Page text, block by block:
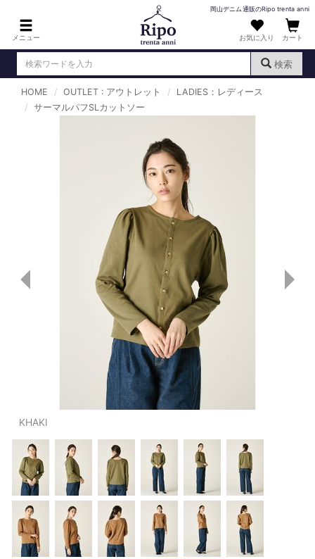
メニュー
岡山デニム通販のRipo trenta anni
お気に入り カート
検索
ログイン （新規会員登録）
TOPS : トップス
T-SHIRT : Tシャツ
KNIT : ニット
SHIRT : シャツ
OUTERS : アウター
LADIES : レディース
DENIM : デニム
PANTS/SKIRT : パンツ・スカート
TOPS : トップス
OUTERS : アウター
OUTLET : アウトレット
MENS : メンズ
LADIES : レディース
HOME OUTLET : アウトレット
LADIES：レディース
サーマルパフSLカットソー
KHAKI